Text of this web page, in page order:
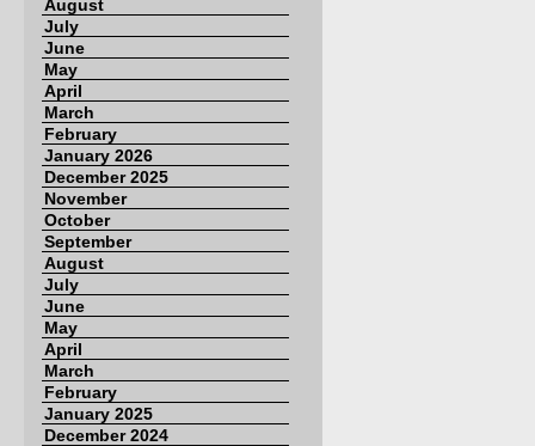
August
July
June
May
April
March
February
January 2026
December 2025
November
October
September
August
July
June
May
April
March
February
January 2025
December 2024